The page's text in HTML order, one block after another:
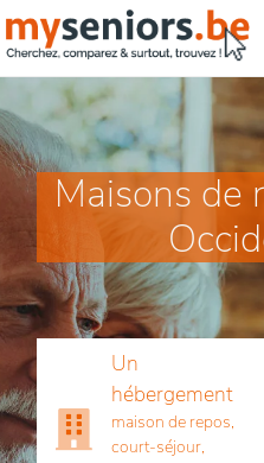
Maisons de
Un
hébergement
maison de repos,
court-séjour,